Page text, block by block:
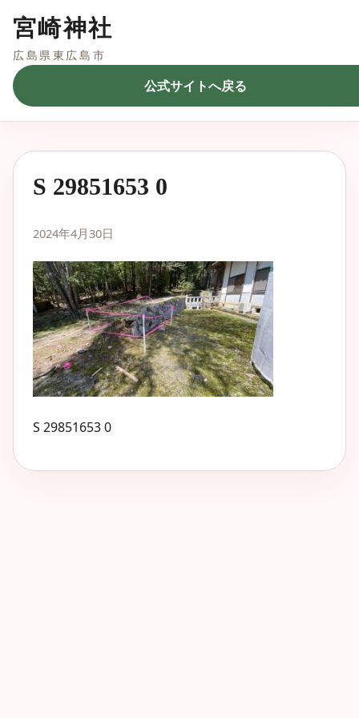
宮崎神社
広島県東広島市
公式サイトへ戻る
S 29851653 0
2024年4月30日
S 29851653 0